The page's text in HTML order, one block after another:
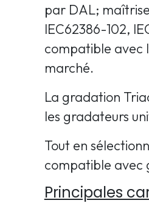
par DAL;
IEC62386-102,
compatible avec
marché.
La gradation
les gradateurs
Tout en
compatible avec
Principales